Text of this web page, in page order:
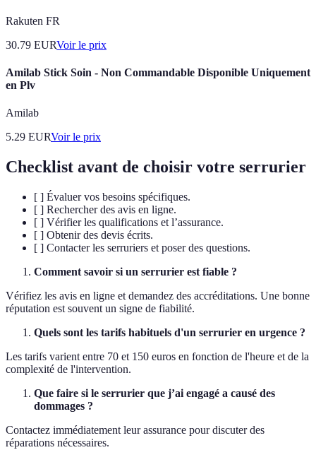
Rakuten FR
30.79 EURVoir le prix
Amilab Stick Soin - Non Commandable Disponible Uniquement
en Plv
Amilab
5.29 EURVoir le prix
Checklist avant de choisir votre serrurier
[ ] Évaluer vos besoins spécifiques.
[ ] Rechercher des avis en ligne.
[ ] Vérifier les qualifications et l’assurance.
[ ] Obtenir des devis écrits.
[ ] Contacter les serruriers et poser des questions.
Comment savoir si un serrurier est fiable ?
Vérifiez les avis en ligne et demandez des accréditations. Une bonne
réputation est souvent un signe de fiabilité.
Quels sont les tarifs habituels d'un serrurier en urgence ?
Les tarifs varient entre 70 et 150 euros en fonction de l'heure et de la
complexité de l'intervention.
Que faire si le serrurier que j’ai engagé a causé des
dommages ?
Contactez immédiatement leur assurance pour discuter des
réparations nécessaires.